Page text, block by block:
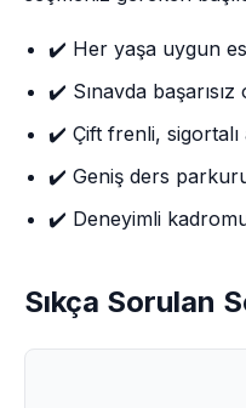
✔️ Her yaşa uygun
✔️ Sınavda
✔️ Çift frenli,
✔️ Geniş ders
✔️ Deneyimli
Sıkça Sorulan